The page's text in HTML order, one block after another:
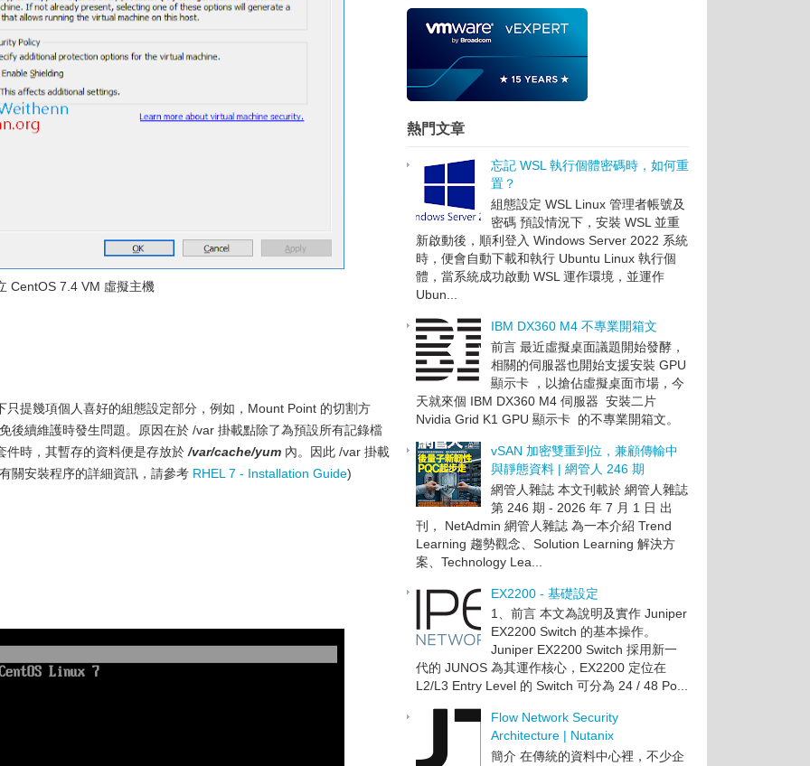
CentOS 7.4 VM 虛擬主機
提幾項個人喜好的組態設定部分，例如，Mount Point 的切割方
後續維護時發生問題。原因在於 /var 掛載點除了為預設所有記錄檔
件時，其暫存的資料便是存放於 /var/cache/yum 內。因此 /var 掛載
關安裝程序的詳細資訊，請參考 RHEL 7 - Installation Guide)
熱門文章
忘記 WSL 執行個體密碼時，如何重
置？
組態設定 WSL Linux 管理者帳號及
密碼 預設情況下，安裝 WSL 並重
新啟動後，順利登入 Windows Server 2022 系統
時，便會自動下載和執行 Ubuntu Linux 執行個
體，當系統成功啟動 WSL 運作環境，並運作
Ubun...
IBM DX360 M4 不專業開箱文
前言 最近虛擬桌面議題開始發酵，
相關的伺服器也開始支援安裝 GPU
顯示卡 ，以搶佔虛擬桌面市場，今
天就來個 IBM DX360 M4 伺服器 安裝二片
Nvidia Grid K1 GPU 顯示卡 的不專業開箱文。
vSAN 加密雙重到位，兼顧傳輸中
與靜態資料 | 網管人 246 期
網管人雜誌 本文刊載於 網管人雜誌
第 246 期 - 2026 年 7 月 1 日 出
刊， NetAdmin 網管人雜誌 為一本介紹 Trend
Learning 趨勢觀念、Solution Learning 解決方
案、Technology Lea...
EX2200 - 基礎設定
1、前言 本文為說明及實作 Juniper
EX2200 Switch 的基本操作。
Juniper EX2200 Switch 採用新一
代的 JUNOS 為其運作核心，EX2200 定位在
L2/L3 Entry Level 的 Switch 可分為 24 / 48 Po...
Flow Network Security
Architecture | Nutanix
簡介 在傳統的資料中心裡，不少企